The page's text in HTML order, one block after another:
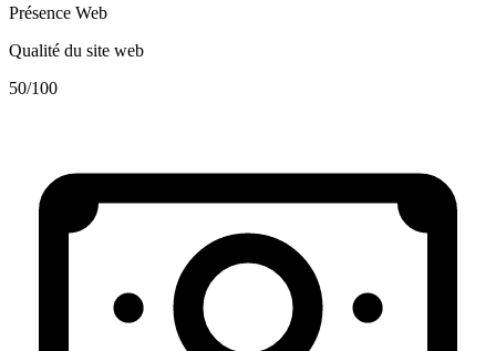
Présence Web
Qualité du site web
50/100